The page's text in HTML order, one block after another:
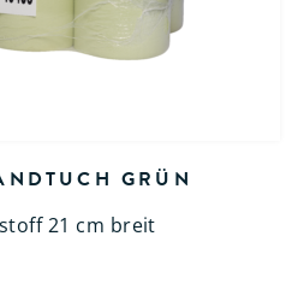
GRÜN
21 cm breit